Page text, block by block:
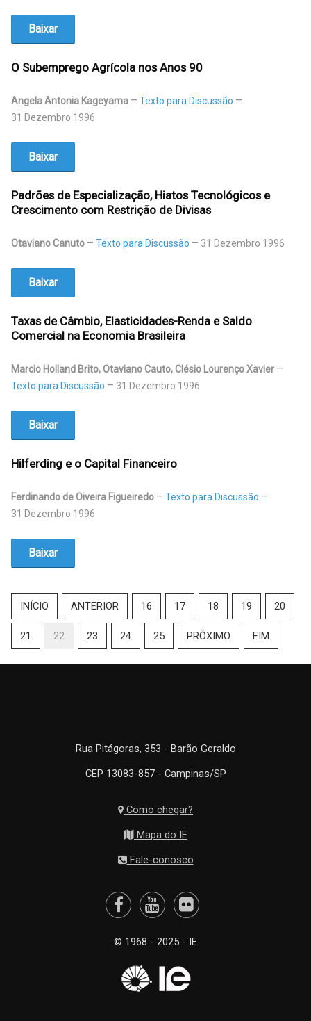
Baixar
O Subemprego Agrícola nos Anos 90
Angela Antonia Kageyama
Texto para Discussão
31 Dezembro 1996
Baixar
Padrões de Especialização, Hiatos Tecnológicos e
Crescimento com Restrição de Divisas
Otaviano Canuto Texto para Discussão 31 Dezembro 1996
Baixar
Taxas de Câmbio, Elasticidades-Renda e Saldo
Comercial na Economia Brasileira
Marcio Holland Brito, Otaviano Cauto, Clésio Lourenço Xavier
Texto para Discussão
31 Dezembro 1996
Baixar
Hilferding e o Capital Financeiro
Ferdinando de Oiveira Figueiredo
Texto para Discussão
31 Dezembro 1996
Baixar
INÍCIO ANTERIOR 16 17 18 19 20
21 22 23 24 25 PRÓXIMO FIM
Rua Pitágoras, 353 - Barão Geraldo
CEP 13083-857 - Campinas/SP
Como chegar?
Mapa do IE
Fale-conosco
© 1968 - 2025 - IE